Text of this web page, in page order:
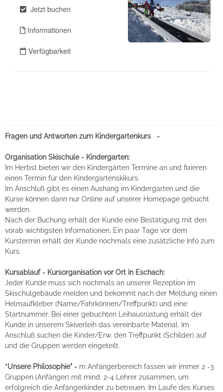
Fragen und Antworten zum Kindergartenkurs -
Organisation Skischule - Kindergarten:
Im Herbst bieten wir den Kindergärten Termine an und fixieren
einen Termin für den Kindergartenskikurs.
Im Anschluß gibt es einen Aushang im Kindergarten und die
Kurse können dann nur Online auf unserer Homepage gebucht
werden.
Nach der Buchung erhält der Kunde eine Bestätigung mit den
vorab wichtigsten Informationen. Ein paar Tage vor dem
Kurstermin erhält der Kunde nochmals eine zusätzliche Info zum
Kurs.
Kursablauf - Kursorganisation vor Ort in Eschach:
Jeder Kunde muss sich nochmals an unserer Rezeption im
Skischulgebäude melden und bekommt nach der Meldung einen
Helmaufkleber (Name/Fahrkönnen/Treffpunkt) und eine
Startnummer. Bei einer gebuchten Leihausrüstung erhält der
Kunde in unserem Skiverleih das vereinbarte Material. Im
Anschluß suchen die Kinder/Erw. den Treffpunkt (Schilder) auf
und die Gruppen werden eingeteilt.
*Unsere Philosophie" - m Anfängerbereich fassen wir immer 2 -3
Gruppen (Anfänger) mit mind. 2-4 Lehrer zusammen, um
erfolgreich die Anfängerkinder zu betreuen. Im Laufe des Kurses